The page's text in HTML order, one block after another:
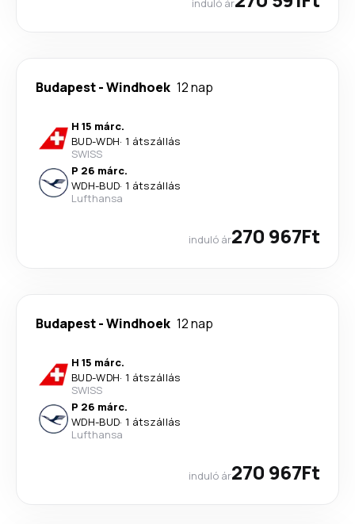
induló ár
Budapest-Windhoek 12 nap
H 15 márc.
BUD-WDH· 1 átszállás
SWISS
P 26 márc.
WDH-BUD· 1 átszállás
Lufthansa
induló ár270 967Ft
Budapest-Windhoek 12 nap
H 15 márc.
BUD-WDH· 1 átszállás
SWISS
P 26 márc.
WDH-BUD· 1 átszállás
Lufthansa
induló ár270 967Ft